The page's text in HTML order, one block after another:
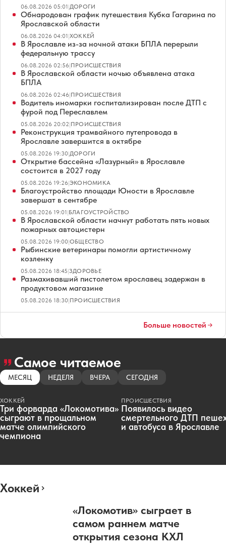
06.08.2026 05:01|ДОРОГИ
Обнародован график путешествия Кубка Гагарина по
Ярославской области
06.08.2026 04:01|ХОККЕЙ
В Ярославле из-за ночной атаки БПЛА перерыли
федеральную трассу
06.08.2026 02:56|ПРОИСШЕСТВИЯ
В Ярославской области ночью объявлена атака
БПЛА
06.08.2026 02:46|ПРОИСШЕСТВИЯ
Водитель иномарки госпитализирован после ДТП с
фурой под Переславлем
05.08.2026 20:02|ПРОИСШЕСТВИЯ
Реконструкция трамвайного путепровода в
Ярославле завершится в октябре
05.08.2026 19:30|ДОРОГИ
Открытие бассейна «Лазурный» в Ярославле
состоится в 2027 году
05.08.2026 19:26|ЭКОНОМИКА
Благоустройство площади Юности в Ярославле
завершат в сентябре
05.08.2026 19:01|БЛАГОУСТРОЙСТВО
В Ярославской области начнут работать пять новых
пожарных автоцистерн
05.08.2026 19:00|ОБЩЕСТВО
Рыбинские ветеринары помогли артистичному
козленку
05.08.2026 18:45|ЗДОРОВЬЕ
Размахивавший пистолетом ярославец задержан в
продуктовом магазине
05.08.2026 18:30|ПРОИСШЕСТВИЯ
Больше новостей
Самое читаемое
МЕСЯЦ НЕДЕЛЯ ВЧЕРА СЕГОДНЯ
ХОККЕЙ
Три форварда «Локомотива»
сыграют в прощальном
матче олимпийского
чемпиона
ПРОИСШЕСТВИЯ
Появилось видео
смертельного ДТП
и автобуса в Ярославле
Хоккей
«Локомотив» сыграет в
самом раннем матче
открытия сезона КХЛ